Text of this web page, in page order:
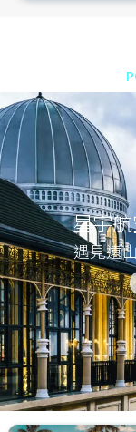
星宇
遇見遠